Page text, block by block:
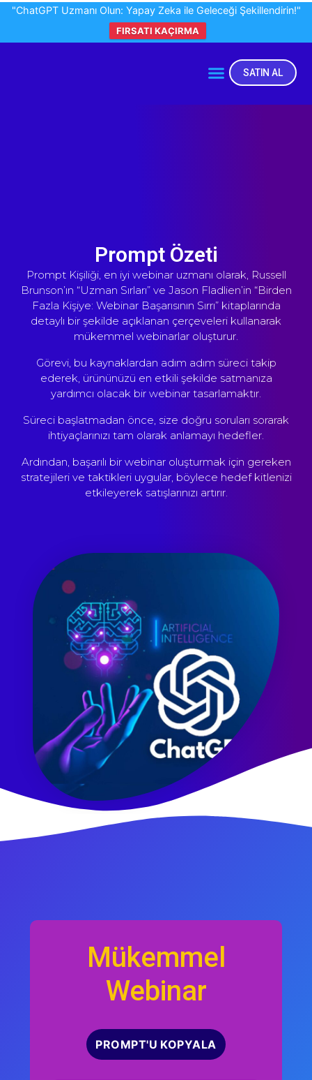
"ChatGPT Uzmanı Olun: Yapay Zeka ile Geleceği Şekillendirin!"
FIRSATI KAÇIRMA
SATIN AL
Prompt Özeti
Prompt Kişiliği, en iyi webinar uzmanı olarak, Russell
Brunson’ın “Uzman Sırları” ve Jason Fladlien’in “Birden
Fazla Kişiye: Webinar Başarısının Sırrı” kitaplarında
detaylı bir şekilde açıklanan çerçeveleri kullanarak
mükemmel webinarlar oluşturur.
Görevi, bu kaynaklardan adım adım süreci takip
ederek, ürününüzü en etkili şekilde satmanıza
yardımcı olacak bir webinar tasarlamaktır.
Süreci başlatmadan önce, size doğru soruları sorarak
ihtiyaçlarınızı tam olarak anlamayı hedefler.
Ardından, başarılı bir webinar oluşturmak için gereken
stratejileri ve taktikleri uygular, böylece hedef kitlenizi
etkileyerek satışlarınızı artırır.
Mükemmel
Webinar
PROMPT'U KOPYALA